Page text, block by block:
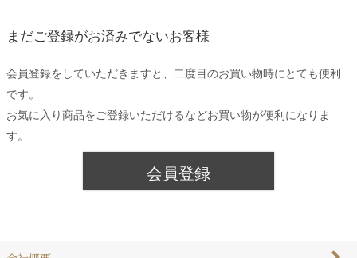
まだご登録がお済みでないお客様
会員登録をしていただきますと、二度目のお買い物時にとても便利
です。
お気に入り商品をご登録いただけるなどお買い物が便利になりま
す。
会員登録